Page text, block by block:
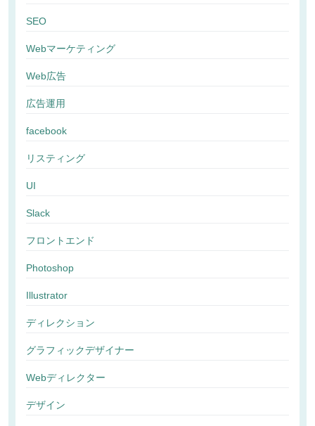
SEO
Webマーケティング
Web広告
広告運用
facebook
リスティング
UI
Slack
フロントエンド
Photoshop
Illustrator
ディレクション
グラフィックデザイナー
Webディレクター
デザイン